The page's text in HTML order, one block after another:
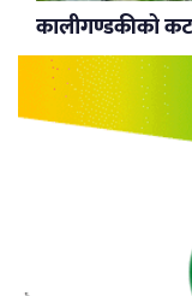
कालीगण्डकीको